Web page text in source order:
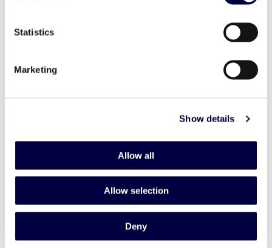
Statistics
Marketing
Show details
Allow all
Allow selection
Deny
30 Novembre 2022